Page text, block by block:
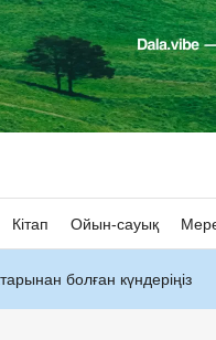
Кітап Ойын-сауық
болған күндеріңіз